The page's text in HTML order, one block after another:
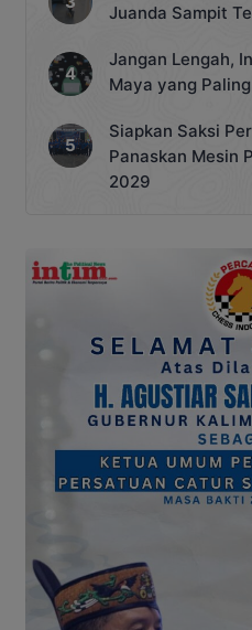
Juanda Sampit
Jangan Lengah,
Maya yang
Siapkan Saksi
Panaskan Mesin
2029